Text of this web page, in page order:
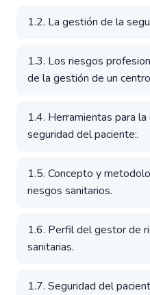
1.2. La gestión de la
1.3. Los riesgos
de la gestión de un
1.4. Herramientas para
seguridad del paciente:.
1.5. Concepto y
riesgos sanitarios.
1.6. Perfil del gestor de
sanitarias.
1.7. Seguridad del